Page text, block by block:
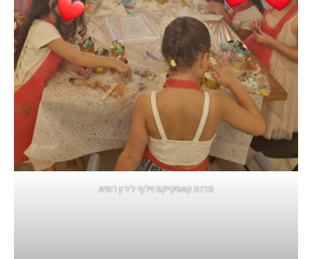
סדנת קאפקייקס זילוף לירון רופא